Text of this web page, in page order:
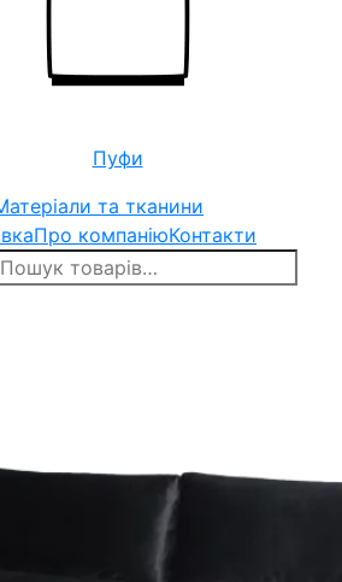
Пуфи
та тканини
Про компаніюКонтакти